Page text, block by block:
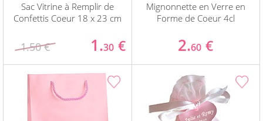
Sac Vitrine à Remplir de
Confettis Coeur 18 x 23 cm
1.50 € 1.30 €
Mignonnette en Verre en
Forme de Coeur 4cl
2.60 €